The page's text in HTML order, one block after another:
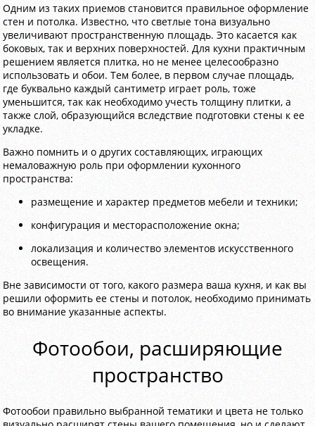
Одним из таких приемов становится правильное оформление
стен и потолка. Известно, что светлые тона визуально
увеличивают пространственную площадь. Это касается как
боковых, так и верхних поверхностей. Для кухни практичным
решением является плитка, но не менее целесообразно
использовать и обои. Тем более, в первом случае площадь,
где буквально каждый сантиметр играет роль, тоже
уменьшится, так как необходимо учесть толщину плитки, а
также слой, образующийся вследствие подготовки стены к ее
укладке.
Важно помнить и о других составляющих, играющих
немаловажную роль при оформлении кухонного
пространства:
размещение и характер предметов мебели и техники;
конфигурация и месторасположение окна;
локализация и количество элементов искусственного
освещения.
Вне зависимости от того, какого размера ваша кухня, и как вы
решили оформить ее стены и потолок, необходимо принимать
во внимание указанные аспекты.
Фотообои, расширяющие
пространство
Фотообои правильно выбранной тематики и цвета не только